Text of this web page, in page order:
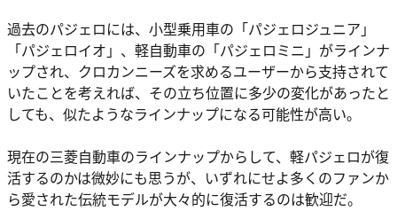
過去のパジェロには、小型乗用車の「パジェロジュニア」
「パジェロイオ」、軽自動車の「パジェロミニ」がラインナ
ップされ、クロカンニーズを求めるユーザーから支持されて
いたことを考えれば、その立ち位置に多少の変化があったと
しても、似たようなラインナップになる可能性が高い。
現在の三菱自動車のラインナップからして、軽パジェロが復
活するのかは微妙にも思うが、いずれにせよ多くのファンか
ら愛された伝統モデルが大々的に復活するのは歓迎だ。